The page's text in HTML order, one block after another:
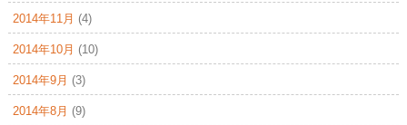
2014年11月 (4)
2014年10月 (10)
2014年9月 (3)
2014年8月 (9)